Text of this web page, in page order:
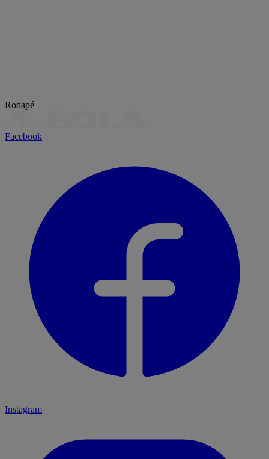
Rodapé
Facebook
Instagram